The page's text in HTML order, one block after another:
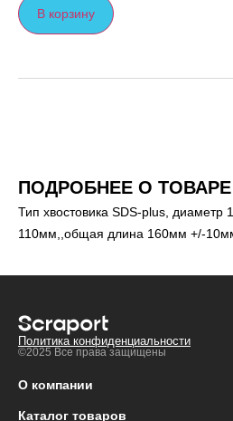
В корзину
ПОДРОБНЕЕ О ТОВАРЕ
Тип хвостовика SDS-plus, диаметр
110мм,,общая длина 160мм +/-
Политика конфиденциальности
©2025 Все права защищены
О компании
Каталог товаров